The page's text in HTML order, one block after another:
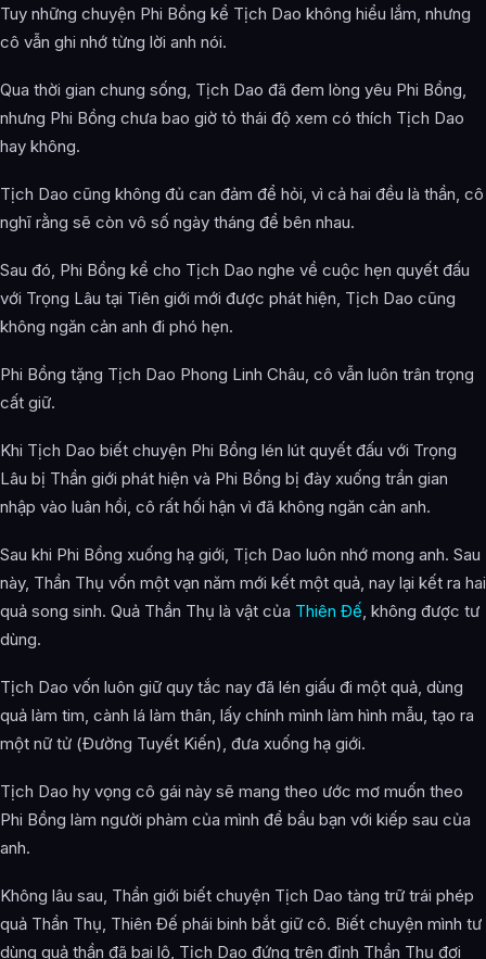
Tuy những chuyện Phi Bồng kể Tịch Dao không hiểu lắm, nhưng
cô vẫn ghi nhớ từng lời anh nói.
Qua thời gian chung sống, Tịch Dao đã đem lòng yêu Phi Bồng,
nhưng Phi Bồng chưa bao giờ tỏ thái độ xem có thích Tịch Dao
hay không.
Tịch Dao cũng không đủ can đảm để hỏi, vì cả hai đều là thần, cô
nghĩ rằng sẽ còn vô số ngày tháng để bên nhau.
Sau đó, Phi Bồng kể cho Tịch Dao nghe về cuộc hẹn quyết đấu
với Trọng Lâu tại Tiên giới mới được phát hiện, Tịch Dao cũng
không ngăn cản anh đi phó hẹn.
Phi Bồng tặng Tịch Dao Phong Linh Châu, cô vẫn luôn trân trọng
cất giữ.
Khi Tịch Dao biết chuyện Phi Bồng lén lút quyết đấu với Trọng
Lâu bị Thần giới phát hiện và Phi Bồng bị đày xuống trần gian
nhập vào luân hồi, cô rất hối hận vì đã không ngăn cản anh.
Sau khi Phi Bồng xuống hạ giới, Tịch Dao luôn nhớ mong anh. Sau
này, Thần Thụ vốn một vạn năm mới kết một quả, nay lại kết ra hai
quả song sinh. Quả Thần Thụ là vật của Thiên Đế, không được tư
dùng.
Tịch Dao vốn luôn giữ quy tắc nay đã lén giấu đi một quả, dùng
quả làm tim, cành lá làm thân, lấy chính mình làm hình mẫu, tạo ra
một nữ tử (Đường Tuyết Kiến), đưa xuống hạ giới.
Tịch Dao hy vọng cô gái này sẽ mang theo ước mơ muốn theo
Phi Bồng làm người phàm của mình để bầu bạn với kiếp sau của
anh.
Không lâu sau, Thần giới biết chuyện Tịch Dao tàng trữ trái phép
quả Thần Thụ, Thiên Đế phái binh bắt giữ cô. Biết chuyện mình tư
dùng quả thần đã bại lộ, Tịch Dao đứng trên đỉnh Thần Thụ đợi